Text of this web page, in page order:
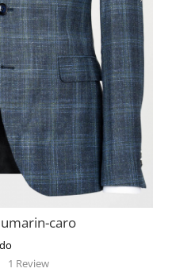
caro
1 Review